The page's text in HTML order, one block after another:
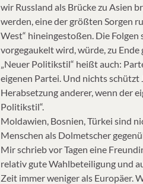
wir Russland als Brücke zu Asien
werden, eine der größten Sorgen
West“ hineingestoßen. Die Folgen
vorgegaukelt wird, würde, zu
„Neuer Politikstil“ heißt auch:
eigenen Partei. Und nichts
Herabsetzung anderer, wenn der
Politikstil“.
Moldawien, Bosnien, Türkei sind
Menschen als Dolmetscher
Mir schrieb vor Tagen eine
relativ gute Wahlbeteiligung und
Zeit immer weniger als Europäer.